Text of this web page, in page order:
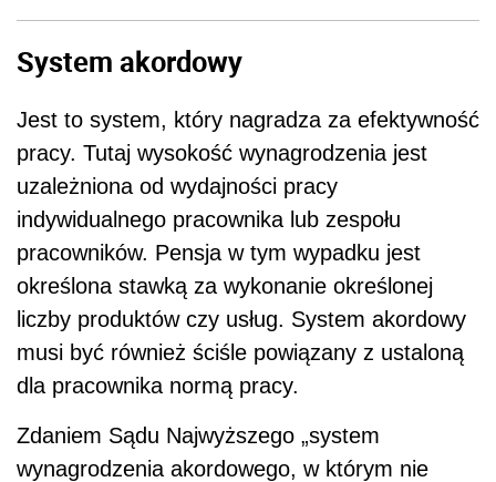
System akordowy
Jest to system, który nagradza za efektywność
pracy. Tutaj wysokość wynagrodzenia jest
uzależniona od wydajności pracy
indywidualnego pracownika lub zespołu
pracowników. Pensja w tym wypadku jest
określona stawką za wykonanie określonej
liczby produktów czy usług. System akordowy
musi być również ściśle powiązany z ustaloną
dla pracownika normą pracy.
Zdaniem Sądu Najwyższego „system
wynagrodzenia akordowego, w którym nie